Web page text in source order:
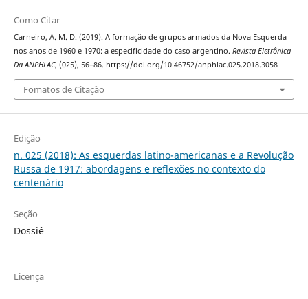
Como Citar
Carneiro, A. M. D. (2019). A formação de grupos armados da Nova Esquerda
nos anos de 1960 e 1970: a especificidade do caso argentino. Revista Eletrônica
Da ANPHLAC, (025), 56–86. https://doi.org/10.46752/anphlac.025.2018.3058
Fomatos de Citação
Edição
n. 025 (2018): As esquerdas latino-americanas e a Revolução
Russa de 1917: abordagens e reflexões no contexto do
centenário
Seção
Dossiê
Licença